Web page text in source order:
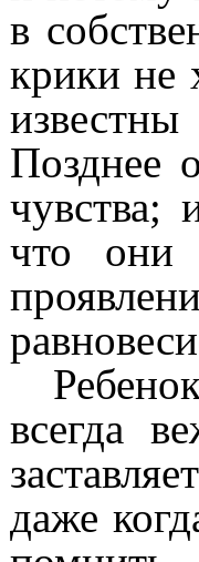
в
крики не
Позднее
чувства;
что они
всегда
даже